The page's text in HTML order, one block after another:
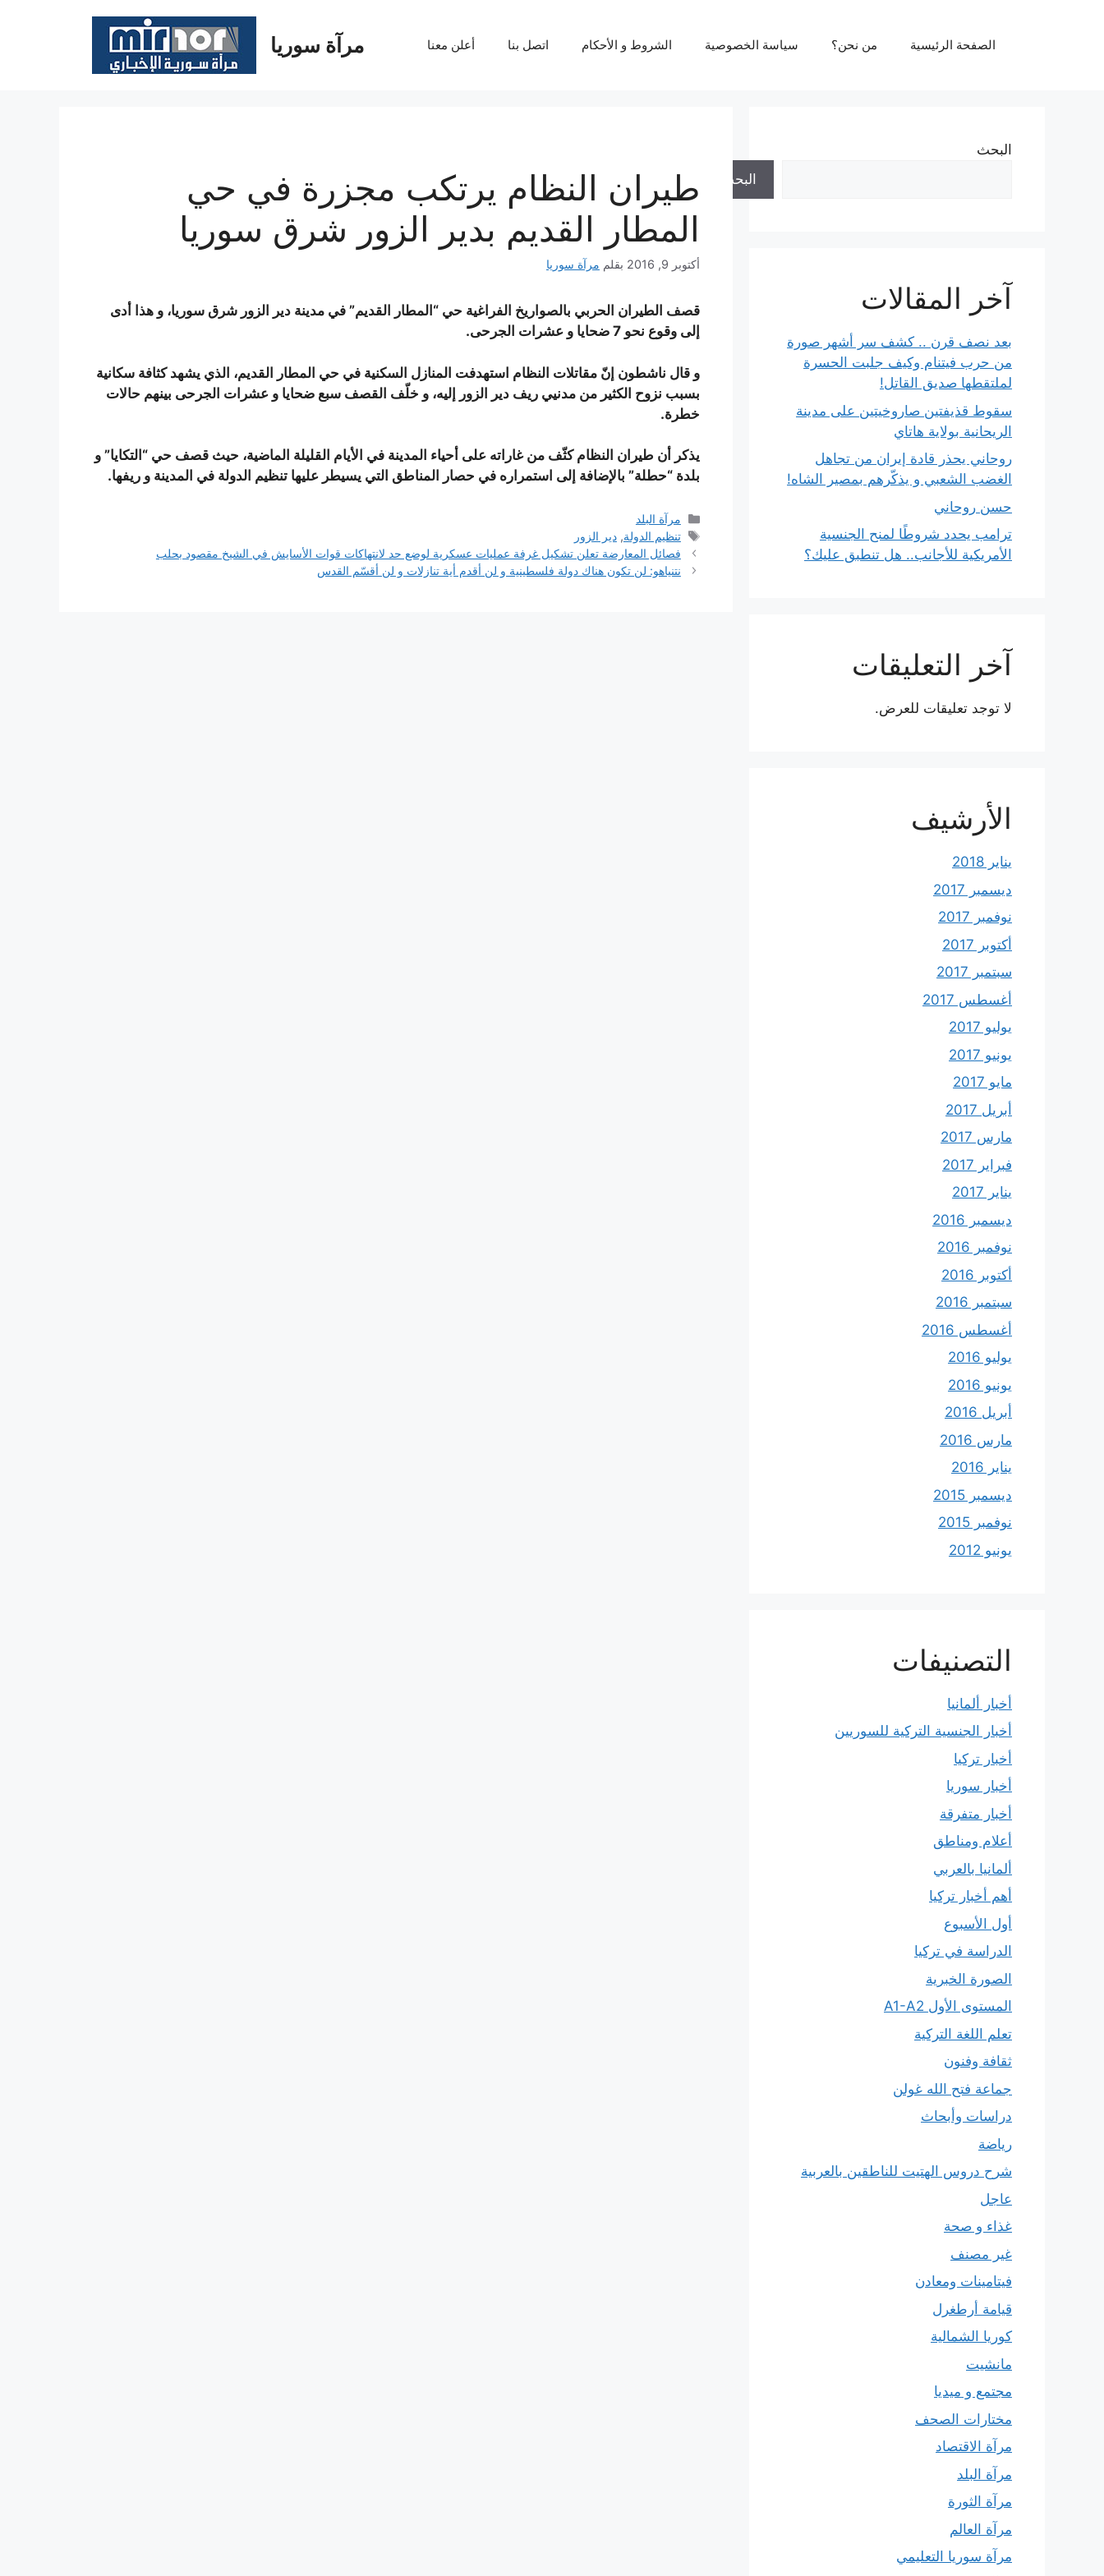
مرآة سوريا الصفحة الرئيسية من نحن؟ سياسة الخصوصية الشروط و الأحكام اتصل بنا أعلن معنا
طيران النظام يرتكب مجزرة في حي
المطار القديم بدير الزور شرق سوريا
أكتوبر 9, 2016 بقلم مرآة سوريا
قصف الطيران الحربي بالصواريخ الفراغية حي “المطار القديم” في مدينة دير الزور شرق سوريا، و هذا أدى
إلى وقوع نحو 7 ضحايا و عشرات الجرحى.
و قال ناشطون إنّ مقاتلات النظام استهدفت المنازل السكنية في حي المطار القديم، الذي يشهد كثافة سكانية
بسبب نزوح الكثير من مدنيي ريف دير الزور إليه، و خلّف القصف سبع ضحايا و عشرات الجرحى بينهم حالات
خطرة.
يذكر أن طيران النظام كثّف من غاراته على أحياء المدينة في الأيام القليلة الماضية، حيث قصف حي “التكايا” و
بلدة “حطلة” بالإضافة إلى استمراره في حصار المناطق التي يسيطر عليها تنظيم الدولة في المدينة و ريفها.
التصنيفات
مرآة البلد
الوسوم
تنظيم الدولة,دير الزور
فصائل المعارضة تعلن تشكيل غرفة عمليات عسكرية لوضع حد لانتهاكات قوات الأسايش في الشيخ مقصود بحلب
نتنياهو: لن تكون هناك دولة فلسطينية و لن أقدم أية تنازلات و لن أقسّم القدس
البحث
البحث
آخر المقالات
بعد نصف قرن .. كشف سر أشهر صورة
من حرب فيتنام وكيف جلبت الحسرة
لملتقطها صديق القاتل!
سقوط قذيفتين صاروخيتين على مدينة
الريحانية بولاية هاتاي
روحاني يحذر قادة إيران من تجاهل
الغضب الشعبي و يذكّرهم بمصير الشاه!
حسن روحاني
ترامب يحدد شروطًا لمنح الجنسية
الأمريكية للأجانب.. هل تنطبق عليك؟
آخر التعليقات
لا توجد تعليقات للعرض.
الأرشيف
يناير 2018
ديسمبر 2017
نوفمبر 2017
أكتوبر 2017
سبتمبر 2017
أغسطس 2017
يوليو 2017
يونيو 2017
مايو 2017
أبريل 2017
مارس 2017
فبراير 2017
يناير 2017
ديسمبر 2016
نوفمبر 2016
أكتوبر 2016
سبتمبر 2016
أغسطس 2016
يوليو 2016
يونيو 2016
أبريل 2016
مارس 2016
يناير 2016
ديسمبر 2015
نوفمبر 2015
يونيو 2012
التصنيفات
أخبار ألمانيا
أخبار الجنسية التركية للسوريين
أخبار تركيا
أخبار سوريا
أخبار متفرقة
أعلام ومناطق
ألمانيا بالعربي
أهم أخبار تركيا
أول الأسبوع
الدراسة في تركيا
الصورة الخبرية
المستوى الأول A1-A2
تعلم اللغة التركية
ثقافة وفنون
جماعة فتح الله غولن
دراسات وأبحاث
رياضة
شرح دروس الهتيت للناطقين بالعربية
عاجل
غذاء و صحة
غير مصنف
فيتامينات ومعادن
قيامة أرطغرل
كوريا الشمالية
مانشيت
مجتمع و ميديا
مختارات الصحف
مرآة الاقتصاد
مرآة البلد
مرآة الثورة
مرآة العالم
مرآة سوريا التعليمي